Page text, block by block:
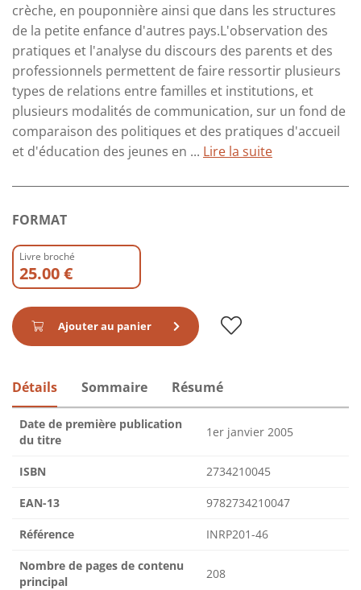
crèche, en pouponnière ainsi que dans les structures
de la petite enfance d'autres pays.L'observation des
pratiques et l'analyse du discours des parents et des
professionnels permettent de faire ressortir plusieurs
types de relations entre familles et institutions, et
plusieurs modalités de communication, sur un fond de
comparaison des politiques et des pratiques d'accueil
et d'éducation des jeunes en ... Lire la suite
FORMAT
Livre broché
25.00 €
Ajouter au panier
Détails Sommaire Résumé
Date de première publication
du titre
1er janvier 2005
ISBN 2734210045
EAN-13 9782734210047
Référence INRP201-46
Nombre de pages de contenu
principal
208